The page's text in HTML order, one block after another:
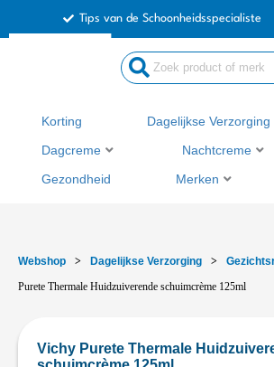
Tips van de Schoonheidsspecialiste
Korting Dagelijkse Verzorging
Dagcreme Nachtcreme
Gezondheid Merken
Webshop > Dagelijkse Verzorging >
Purete Thermale Huidzuiverende schuimcrème 125ml
Vichy Purete Thermale